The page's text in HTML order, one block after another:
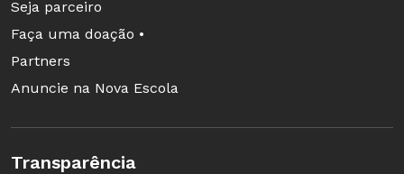
Seja parceiro
Faça uma doação •
Partners
Anuncie na Nova Escola
Transparência